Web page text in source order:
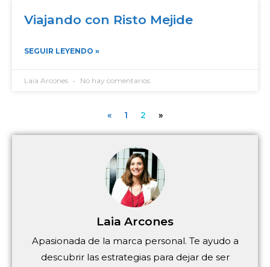
Viajando con Risto Mejide
SEGUIR LEYENDO »
Laia Arcones No hay comentarios
« 1 2 »
Laia Arcones
Apasionada de la marca personal. Te ayudo a
descubrir las estrategias para dejar de ser